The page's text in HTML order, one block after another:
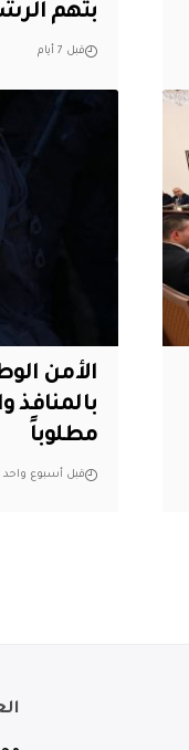
بتهم
قبل 7 أيام
مطلوباً
قبل أسبوع واحد